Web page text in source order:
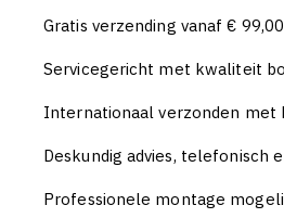
Gratis verzending vanaf €
Servicegericht met kwaliteit
Internationaal verzonden met
Deskundig advies, telefonisch
Professionele montage